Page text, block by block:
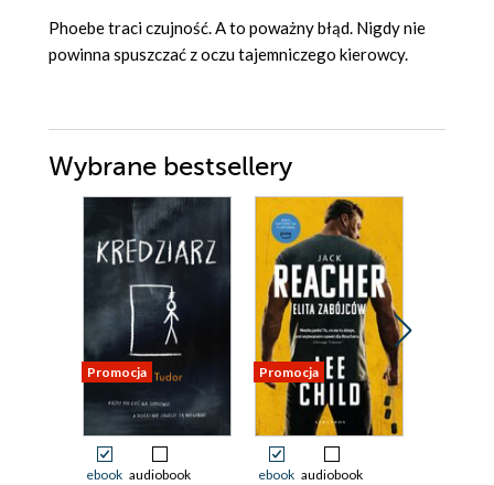
Phoebe traci czujność. A to poważny błąd. Nigdy nie
powinna spuszczać z oczu tajemniczego kierowcy.
Wybrane bestsellery
Promocja
ebook audiobook
Promocja
ebook audiobook